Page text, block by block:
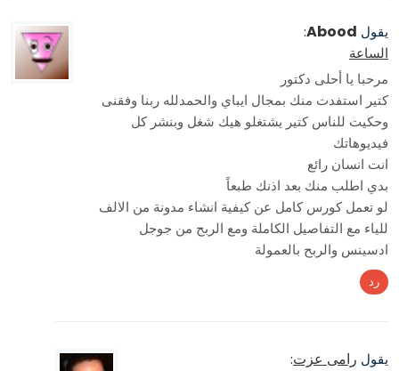
يقول Abood
:
الساعة
مرحبا يا أحلى دكتور
كتير استفدت منك بمجال ايباي والحمدلله ربنا وفقنى
وحكيت للناس كتير يشتغلو هيك شغل وبنشر كل
فيديوهاتك
انت انسان رائع
بدي اطلب منك بعد اذنك طبعاً
لو تعمل كورس كامل عن كيفية انشاء مدونة من الالف
للياء مع التفاصيل الكاملة ومع الربح من جوجل
ادسينس والربح بالعمولة
رد
يقول رامى عزت: